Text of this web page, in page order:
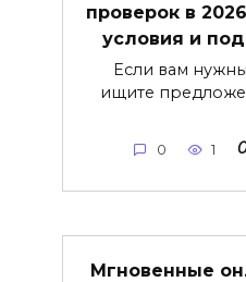
проверок в
условия и
Если вам
ищите
0 1
Мгновенные